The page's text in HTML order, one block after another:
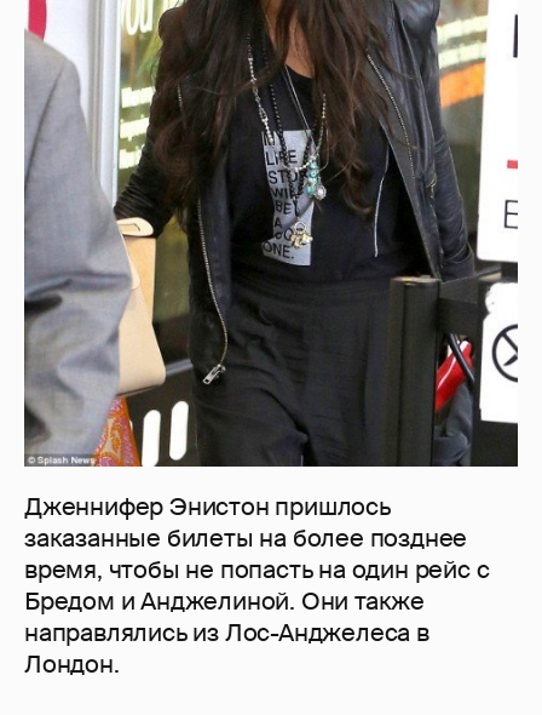
Дженнифер Энистон пришлось
заказанные билеты на более позднее
время, чтобы не попасть на один рейс с
Бредом и Анджелиной. Они также
направлялись из Лос-Анджелеса в
Лондон.